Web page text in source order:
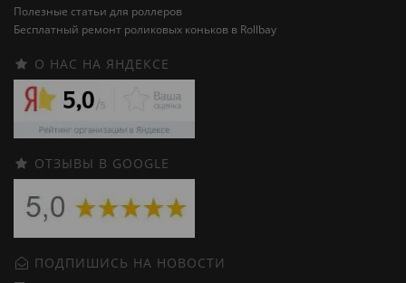
Полезные статьи для роллеров
Бесплатный ремонт роликовых коньков в Rollbay
О НАС НА ЯНДЕКСЕ
ОТЗЫВЫ В GOOGLE
ПОДПИШИСЬ НА НОВОСТИ